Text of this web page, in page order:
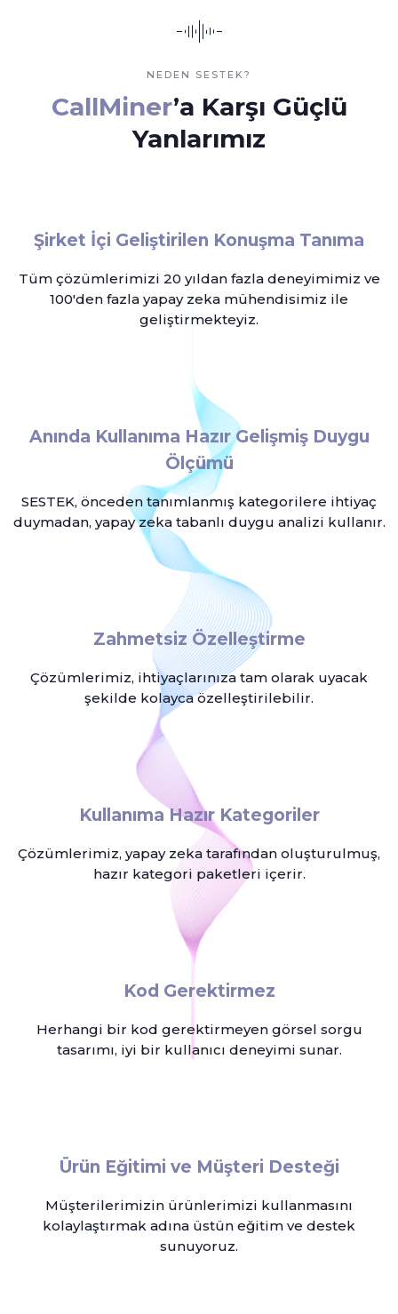
NEDEN SESTEK?
CallMiner’a Karşı Güçlü
Yanlarımız
Şirket İçi Geliştirilen Konuşma Tanıma
Tüm çözümlerimizi 20 yıldan fazla deneyimimiz ve
100'den fazla yapay zeka mühendisimiz ile
geliştirmekteyiz.
Anında Kullanıma Hazır Gelişmiş Duygu
Ölçümü
SESTEK, önceden tanımlanmış kategorilere ihtiyaç
duymadan, yapay zeka tabanlı duygu analizi kullanır.
Zahmetsiz Özelleştirme
Çözümlerimiz, ihtiyaçlarınıza tam olarak uyacak
şekilde kolayca özelleştirilebilir.
Kullanıma Hazır Kategoriler
Çözümlerimiz, yapay zeka tarafından oluşturulmuş,
hazır kategori paketleri içerir.
Kod Gerektirmez
Herhangi bir kod gerektirmeyen görsel sorgu
tasarımı, iyi bir kullanıcı deneyimi sunar.
Ürün Eğitimi ve Müşteri Desteği
Müşterilerimizin ürünlerimizi kullanmasını
kolaylaştırmak adına üstün eğitim ve destek
sunuyoruz.